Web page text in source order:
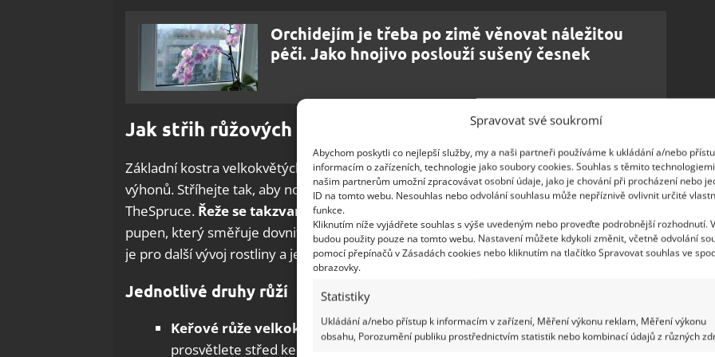
Spravovat své soukromí
Abychom poskytli co nejlepší služby, my a naši partneři používáme k ukládání a/nebo
informacím o zařízeních, technologie jako soubory cookies. Souhlas s těmito
našim partnerům umožní zpracovávat osobní údaje, jako je chování při procházení nebo
ID na tomto webu. Nesouhlas nebo odvolání souhlasu může nepříznivě ovlivnit určité
funkce.
Kliknutím níže vyjádřete souhlas s výše uvedeným nebo proveďte podrobnější rozhodnutí.
budou použity pouze na tomto webu. Nastavení můžete kdykoli změnit, včetně odvolání
pomocí přepínačů v Zásadách cookies nebo kliknutím na tlačítko Spravovat souhlas ve
obrazovky.
Statistiky
Ukládání a/nebo přístup k informacím v zařízení, Měření výkonu reklam, Měření výkonu
obsahu, Porozumění publiku prostřednictvím statistik nebo kombinací údajů z různých
Orchidejím je třeba po zimě věnovat náležitou
péči. Jako hnojivo poslouží sušený česnek
Jak střih růžových keřů provést
Základní kostra velkokvětých růží má mít zhruba pět zdravých, silných, ne příliš starých
výhonů. Stříhejte tak, aby nové výhony směřovaly ven z keře, a nikoliv dovnitř, radí
TheSpruce. Řeže se takzvaně na venkovní očko
pupen, který směřuje dovnitř keře, naroste vám tam i nový výhon. Správný jarní řez růží
je pro další vývoj rostliny a její kvetení nesmírně důležitý.
Jednotlivé druhy růží
Keřové růže velkokvěté a čajohybridy– odstraňte staré a nemocné dřevo;
prosvětlete střed keře, řežte až do zdravého dřeva; řežte na 5 oček.